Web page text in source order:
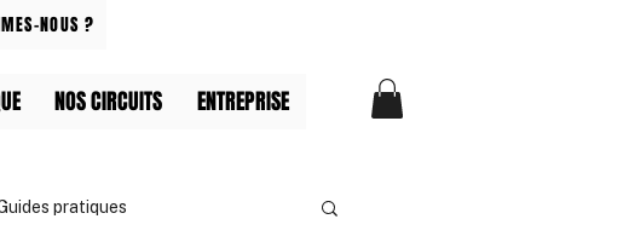
NOUS ?
NOS CIRCUITS ENTREPRISE
pratiques